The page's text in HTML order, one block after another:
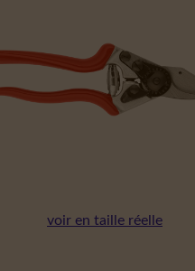
voir en taille réelle